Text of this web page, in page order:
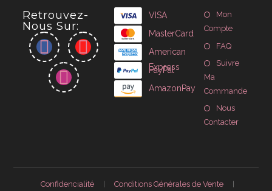
Retrouvez-
Nous Sur:
VISA
MasterCard
American
Express
PayPal
AmazonPay
Mon
Compte
FAQ
Suivre
Ma
Commande
Nous
Contacter
Confidencialité Conditions Générales de Vente